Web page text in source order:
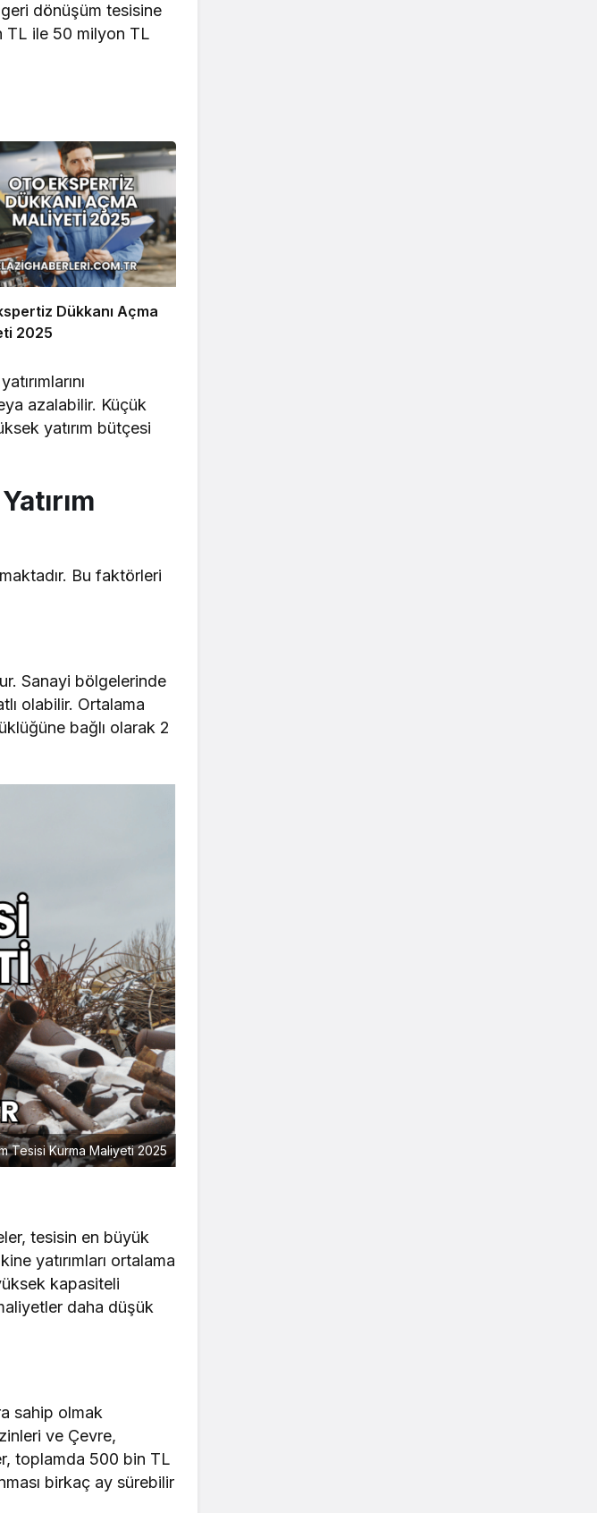
dönüşüm tesisine
TL ile 50 milyon TL
Dükkanı Açma
2025
azalabilir. Küçük
yatırım bütçesi
Bu faktörleri
Sanayi bölgelerinde
olabilir. Ortalama
bağlı olarak 2
Tesisi Kurma Maliyeti 2025
tesisin en büyük
yatırımları ortalama
kapasiteli
daha düşük
sahip olmak
ve Çevre,
toplamda 500 bin TL
birkaç ay sürebilir